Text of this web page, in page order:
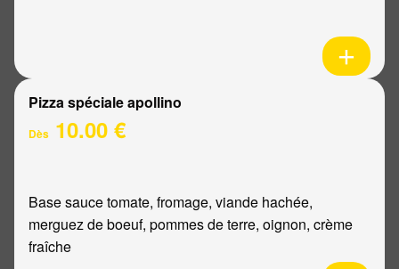
Pizza spéciale apollino
Dès 10.00 €
Base sauce tomate, fromage, viande hachée,
merguez de boeuf, pommes de terre, oignon, crème
fraîche